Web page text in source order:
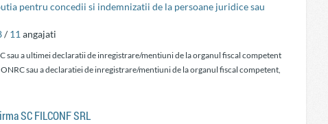
pentru concedii si indemnizatii de la persoane juridice sau
/11 angajati
sau a ultimei declaratii de inregistrare/mentiuni de la organul fiscal competent
sau a declaratiei de inregistrare/mentiuni de la organul fiscal competent,
SC FILCONF SRL